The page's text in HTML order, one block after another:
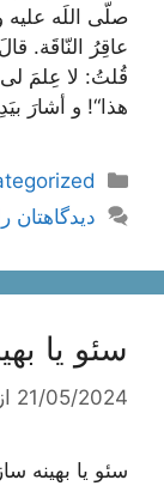
صلّى اللَه
عاقِرُ النّاقَة.
قُلتُ: لا عِلمَ
هذا“! و أشارَ
دسته‌ها
دیدگاهتان
سئو یا
21/05/2024 از
سئو یا بهینه